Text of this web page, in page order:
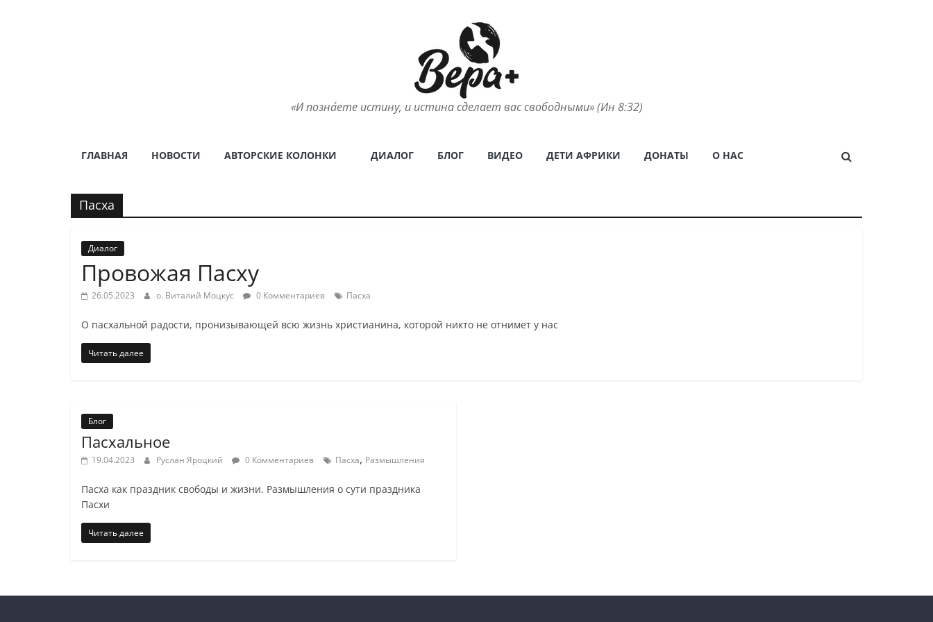
«И позна́ете истину, и истина сделает вас свободными» (Ин 8:32)
ГЛАВНАЯ НОВОСТИ АВТОРСКИЕ КОЛОНКИ ДИАЛОГ БЛОГ ВИДЕО ДЕТИ АФРИКИ ДОНАТЫ О НАС
Пасха
Диалог
Провожая Пасху
26.05.2023 о. Виталий Моцкус 0 Комментариев Пасха
О пасхальной радости, пронизывающей всю жизнь христианина, которой никто не отнимет у нас
Читать далее
Блог
Пасхальное
19.04.2023 Руслан Яроцкий 0 Комментариев Пасха, Размышления
Пасха как праздник свободы и жизни. Размышления о сути праздника
Пасхи
Читать далее